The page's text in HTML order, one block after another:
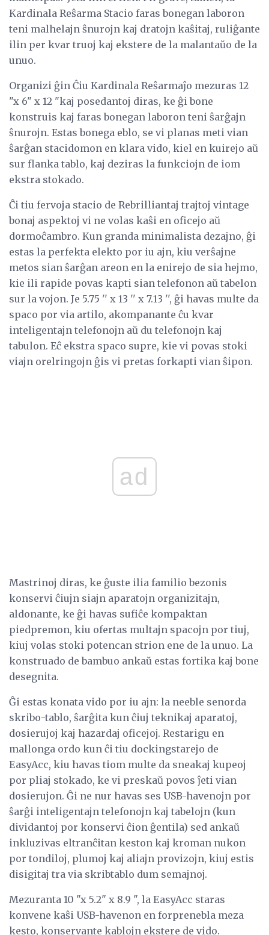
Kardinala Reŝarma Stacio faras bonegan laboron
teni malhelajn ŝnurojn kaj dratojn kaŝitaj, ruliĝante
ilin per kvar truoj kaj ekstere de la malantaŭo de la
unuo.
Organizi ĝin Ĉiu Kardinala Reŝarmaĵo mezuras 12
"x 6" x 12 "kaj posedantoj diras, ke ĝi bone
konstruis kaj faras bonegan laboron teni ŝarĝajn
ŝnurojn. Estas bonega eblo, se vi planas meti vian
ŝarĝan stacidomon en klara vido, kiel en kuirejo aŭ
sur flanka tablo, kaj deziras la funkciojn de iom
ekstra stokado.
Ĉi tiu fervoja stacio de Rebrilliantaj trajtoj vintage
bonaj aspektoj vi ne volas kaŝi en oficejo aŭ
dormoĉambro. Kun granda minimalista dezajno, ĝi
estas la perfekta elekto por iu ajn, kiu verŝajne
metos sian ŝarĝan areon en la enirejo de sia hejmo,
kie ili rapide povas kapti sian telefonon aŭ tabelon
sur la vojon. Je 5.75 '' x 13 '' x 7.13 '', ĝi havas multe da
spaco por via artilo, akompanante ĉu kvar
inteligentajn telefonojn aŭ du telefonojn kaj
tabulon. Eĉ ekstra spaco supre, kie vi povas stoki
viajn orelringojn ĝis vi pretas forkapti vian ŝipon.
ad
Mastrinoj diras, ke ĝuste ilia familio bezonis
konservi ĉiujn siajn aparatojn organizitajn,
aldonante, ke ĝi havas sufiĉe kompaktan
piedpremon, kiu ofertas multajn spacojn por tiuj,
kiuj volas stoki potencan strion ene de la unuo. La
konstruado de bambuo ankaŭ estas fortika kaj bone
desegnita.
Ĝi estas konata vido por iu ajn: la neeble senorda
skribo-tablo, ŝarĝita kun ĉiuj teknikaj aparatoj,
dosierujoj kaj hazardaj oficejoj. Restarigu en
mallonga ordo kun ĉi tiu dockingstarejo de
EasyAcc, kiu havas tiom multe da sneakaj kupeoj
por pliaj stokado, ke vi preskaŭ povos ĵeti vian
dosierujon. Ĝi ne nur havas ses USB-havenojn por
ŝarĝi inteligentajn telefonojn kaj tabelojn (kun
dividantoj por konservi ĉion ĝentila) sed ankaŭ
inkluzivas eltranĉitan keston kaj kroman nukon
por tondiloj, plumoj kaj aliajn provizojn, kiuj estis
disigitaj tra via skribtablo dum semajnoj.
Mezuranta 10 "x 5.2" x 8.9 ", la EasyAcc staras
konvene kaŝi USB-havenon en forprenebla meza
kesto, konservante kablojn ekstere de vido.